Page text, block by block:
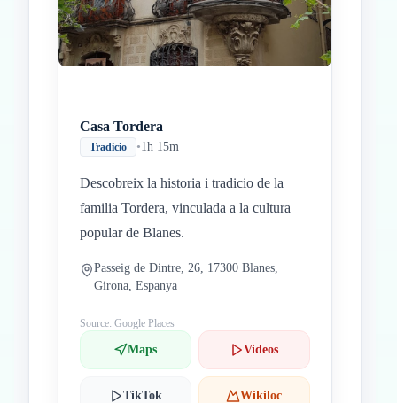
Casa Tordera
Tradicio •1h 15m
Descobreix la historia i tradicio de la
familia Tordera, vinculada a la cultura
popular de Blanes.
Passeig de Dintre, 26, 17300 Blanes,
Girona, Espanya
Source: Google Places
Maps Videos
TikTok Wikiloc